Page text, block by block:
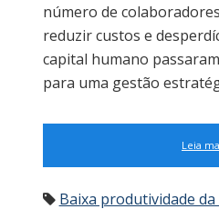
número de
reduzir custos e
capital humano
para uma gestão
Leia
Baixa produtividade